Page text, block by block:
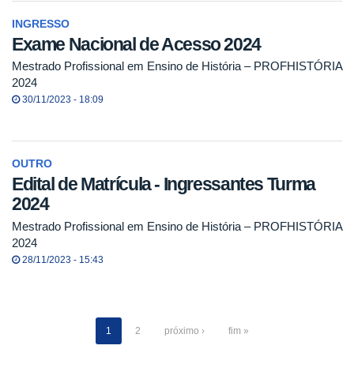
INGRESSO
Exame Nacional de Acesso 2024
Mestrado Profissional em Ensino de História – PROFHISTÓRIA
2024
30/11/2023 - 18:09
OUTRO
Edital de Matrícula - Ingressantes Turma
2024
Mestrado Profissional em Ensino de História – PROFHISTÓRIA
2024
28/11/2023 - 15:43
1 2 próximo › fim »